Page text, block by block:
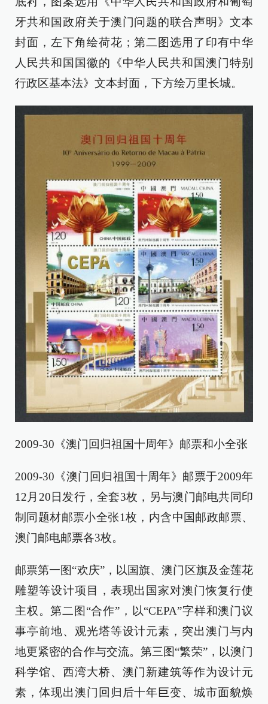
牙共和国政府关于澳门问题的联合声明》文本
封面，左下角绘荷花；第二图选用了印有中华
人民共和国国徽的《中华人民共和国澳门特别
行政区基本法》文本封面，下方绘万里长城。
2009-30《澳门回归祖国十周年》邮票和小全张
2009-30《澳门回归祖国十周年》邮票于2009年
12月20日发行，全套3枚，另与澳门邮电共同印
制同题材邮票小全张1枚，内含中国邮政邮票、
澳门邮电邮票各3枚。
邮票第一图“欢庆”，以国旗、澳门区旗及金莲花
雕塑等设计项目，表现出国家对澳门恢复行使
主权。第二图“合作”，以“CEPA”字样和澳门议
事亭前地、观光塔等设计元素，突出澳门与内
地更紧密的合作与交流。第三图“繁荣”，以澳门
科学馆、西湾大桥、澳门新建筑等作为设计元
素，体现出澳门回归后十年巨变、城市面貌焕